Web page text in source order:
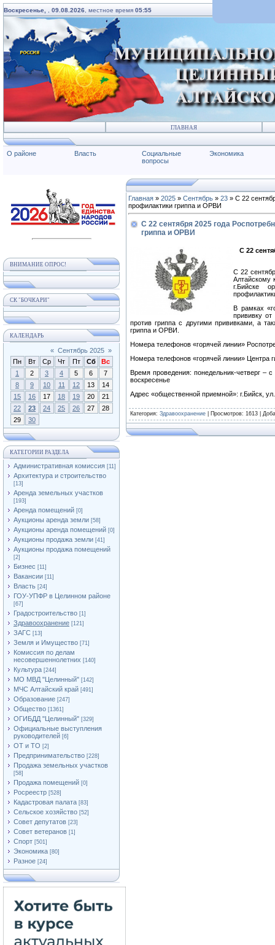
Воскресенье, 09.08.2026 , местное время 05:55
ГЛАВНАЯ
О районе Власть
Социальные
вопросы
Экономика
ВНИМАНИЕ ОПРОС!
СК "БОЧКАРИ"
КАЛЕНДАРЬ
« Сентябрь 2025 »
Пн
Вт Ср Чт Пт Сб
Вс
1
2 3 4 5 6
7
8
9 10 11 12 13
14
15
16 17 18 19 20
21
22
23 24 25 26 27
28
29
30
КАТЕГОРИИ РАЗДЕЛА
Административная комиссия [11]
Архитектура и строительство
[13]
Аренда земельных участков
[193]
Аренда помещений [0]
Аукционы аренда земли [58]
Аукционы аренда помещений [0]
Аукционы продажа земли [41]
Аукционы продажа помещений
[2]
Бизнес [11]
Вакансии [11]
Власть [24]
ГОУ-УПФР в Целинном районе
[67]
Градостроительство [1]
Здравоохранение [121]
ЗАГС [13]
Земля и Имущество [71]
Комиссия по делам
несовершеннолетних [140]
Культура [244]
МО МВД "Целинный" [142]
МЧС Алтайский край [491]
Образование [247]
Общество [1361]
ОГИБДД "Целинный" [329]
Официальные выступления
руководителей [6]
ОТ и ТО [2]
Предпринимательство [228]
Продажа земельных участков
[58]
Продажа помещений [0]
Росреестр [528]
Кадастровая палата [83]
Сельское хозяйство [52]
Совет депутатов [23]
Совет ветеранов [1]
Спорт [501]
Экономика [80]
Разное [24]
Главная » 2025 » Сентябрь » 23 » С 22
профилактики гриппа и ОРВИ
С 22 сентября 2025 года
гриппа и ОРВИ
С 22
С 22
Алтайскому
г.Бийске
В рамках
прививку
против гриппа с другими прививками, а
гриппа и ОРВИ.
Номера телефонов «горячей линии»
Номера телефонов «горячей линии» Центра
Время проведения: понедельник-четверг –
воскресенье
Адрес «общественной приемной»: г.Бийск,
Категория: Здравоохранение Просмотров: 1613 |